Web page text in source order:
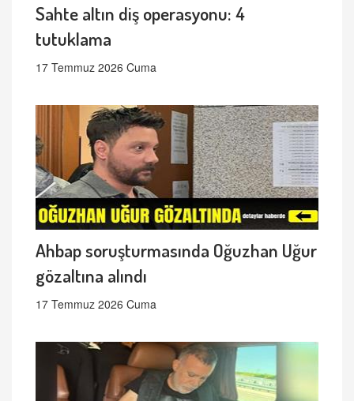
Sahte altın diş operasyonu: 4
tutuklama
17 Temmuz 2026 Cuma
Ahbap soruşturmasında Oğuzhan Uğur
gözaltına alındı
17 Temmuz 2026 Cuma